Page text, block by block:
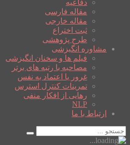
دفاعیه
مقاله فارسی
مقاله خارجی
ثبت اختراع
طرح پژوهشی
مشاوره انگیزشی
فیلم ها و سخنان انگیزشی
مصاحبه با رتبه های برتر
غرور یا اعتماد به نفس
تمرینات کنترل استرس
رهایی از افکار منفی
NLP
ارتباط با ما